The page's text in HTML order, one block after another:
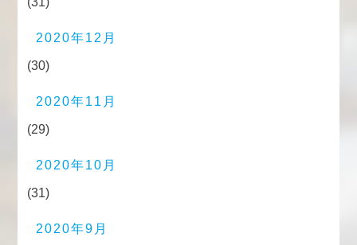
2020年12月
(30)
2020年11月
(29)
2020年10月
(31)
2020年9月